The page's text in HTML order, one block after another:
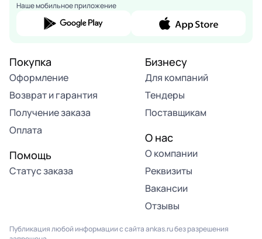
Наше мобильное приложение
Покупка
Оформление
Возврат и гарантия
Получение заказа
Оплата
Помощь
Статус заказа
Бизнесу
Для компаний
Тендеры
Поставщикам
О нас
О компании
Реквизиты
Вакансии
Отзывы
Публикация любой информации с сайта ankas.ru без разрешения